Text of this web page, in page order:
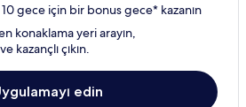
10 gece için bir bonus gece* kazanın
konaklama yeri arayın,
kazançlı çıkın.
edin